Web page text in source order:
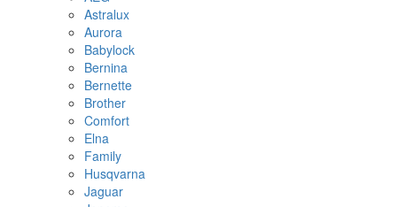
Astralux
Aurora
Babylock
Bernina
Bernette
Brother
Comfort
Elna
Family
Husqvarna
Jaguar